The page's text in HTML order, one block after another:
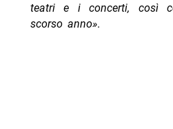
teatri e i concerti, così
scorso anno».